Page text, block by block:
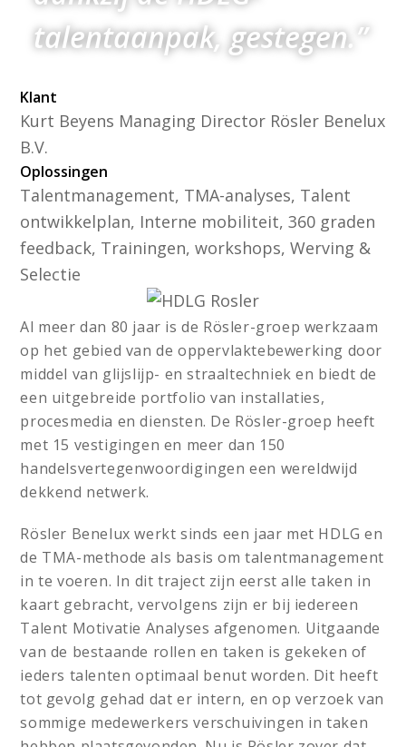
talentaanpak, gestegen.”
Klant
Kurt Beyens Managing Director Rösler Benelux
B.V.
Oplossingen
Talentmanagement, TMA-analyses, Talent
ontwikkelplan, Interne mobiliteit, 360 graden
feedback, Trainingen, workshops, Werving &
Selectie
Al meer dan 80 jaar is de Rösler-groep werkzaam
op het gebied van de oppervlaktebewerking door
middel van glijslijp- en straaltechniek en biedt de
een uitgebreide portfolio van installaties,
procesmedia en diensten. De Rösler-groep heeft
met 15 vestigingen en meer dan 150
handelsvertegenwoordigingen een wereldwijd
dekkend netwerk.
Rösler Benelux werkt sinds een jaar met HDLG en
de TMA-methode als basis om talentmanagement
in te voeren. In dit traject zijn eerst alle taken in
kaart gebracht, vervolgens zijn er bij iedereen
Talent Motivatie Analyses afgenomen. Uitgaande
van de bestaande rollen en taken is gekeken of
ieders talenten optimaal benut worden. Dit heeft
tot gevolg gehad dat er intern, en op verzoek van
sommige medewerkers verschuivingen in taken